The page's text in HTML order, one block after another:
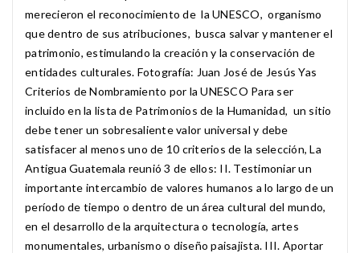
merecieron el reconocimiento de la UNESCO, organismo
que dentro de sus atribuciones, busca salvar y mantener el
patrimonio, estimulando la creación y la conservación de
entidades culturales. Fotografía: Juan José de Jesús Yas
Criterios de Nombramiento por la UNESCO Para ser
incluido en la lista de Patrimonios de la Humanidad, un sitio
debe tener un sobresaliente valor universal y debe
satisfacer al menos uno de 10 criterios de la selección, La
Antigua Guatemala reunió 3 de ellos: II. Testimoniar un
importante intercambio de valores humanos a lo largo de un
período de tiempo o dentro de un área cultural del mundo,
en el desarrollo de la arquitectura o tecnología, artes
monumentales, urbanismo o diseño paisajista. III. Aportar